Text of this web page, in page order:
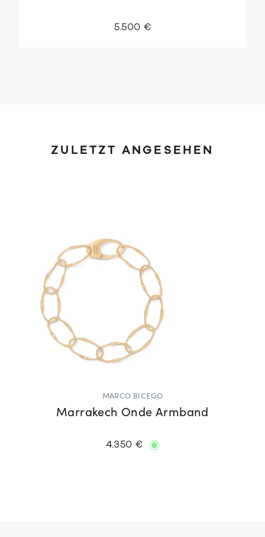
5.500 €
ZULETZT ANGESEHEN
MARCO BICEGO
Marrakech Onde Armband
4.350 €